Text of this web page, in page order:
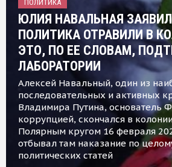
ПОЛИТИКА
ЮЛИЯ НАВАЛЬНАЯ
ПОЛИТИКА ОТРАВИЛИ В
ЭТО, ПО ЕЕ СЛОВАМ,
ЛАБОРАТОРИИ
Алексей Навальный, один из
последовательных и активных
Владимира Путина, основатель
коррупцией, скончался в
Полярным кругом 16 февраля
отбывал там наказание по
политических статей